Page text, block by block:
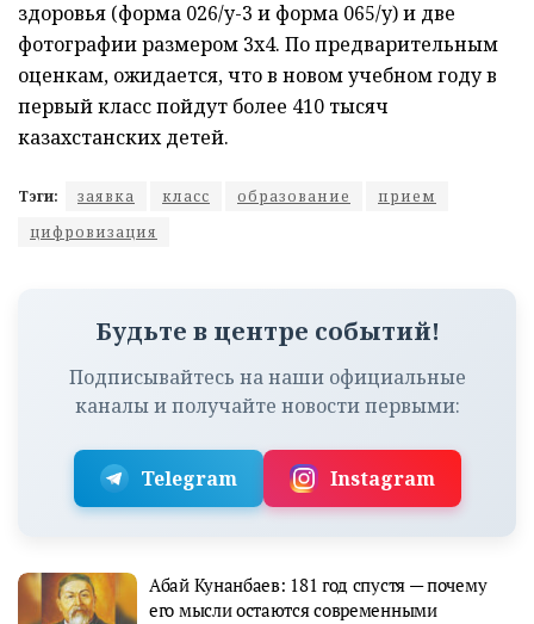
здоровья (форма 026/у-3 и форма 065/у) и две
фотографии размером 3х4. По предварительным
оценкам, ожидается, что в новом учебном году в
первый класс пойдут более 410 тысяч
казахстанских детей.
Тэги: заявка класс образование
прием
цифровизация
Будьте в центре событий!
Подписывайтесь на наши официальные
каналы и получайте новости первыми:
Telegram Instagram
Абай Кунанбаев: 181 год спустя — почему
его мысли остаются современными